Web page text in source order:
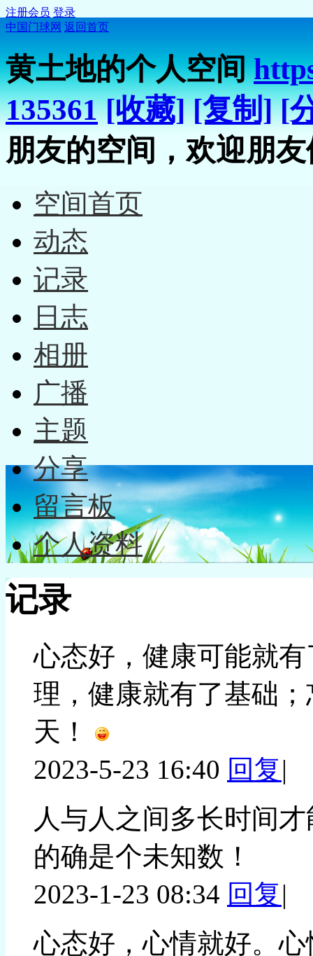
注册会员 登录
中国门球网 返回首页
黄土地的个人空间
135361 [收藏] [复制] [
朋友的空间，欢迎朋
空间首页
动态
记录
日志
相册
广播
主题
分享
留言板
个人资料
记录
心态好，健康可能就
理，健康就有了基础
天！
2023-5-23 16:40 回复|
人与人之间多长时间
的确是个未知数！
2023-1-23 08:34 回复|
心态好，心情就好。